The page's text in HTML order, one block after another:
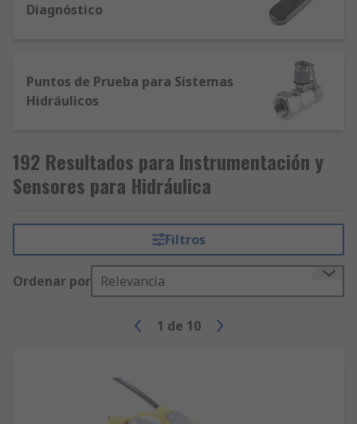
Diagnóstico
Puntos de Prueba para Sistemas
Hidráulicos
192 Resultados para Instrumentación y
Sensores para Hidráulica
Filtros
Ordenar por Relevancia
1 de 10